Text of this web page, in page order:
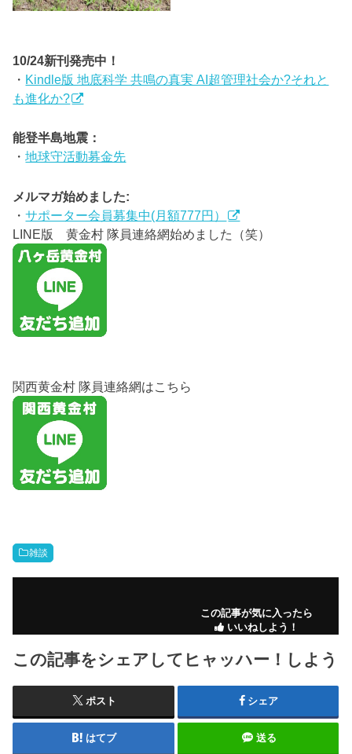
10/24新刊発売中！
・ Kindle版 地底科学 共鳴の真実 AI超管理社会か?それと
も進化か?
能登半島地震：
・地球守活動募金先
メルマガ始めました:
・サポーター会員募集中(月額777円）
LINE版 黄金村 隊員連絡網始めました（笑）
関西黄金村 隊員連絡網はこちら
雑談
この記事が気に入ったら
いいねしよう！
この記事をシェアしてヒャッハー！しよう
ポスト シェア
はてブ 送る